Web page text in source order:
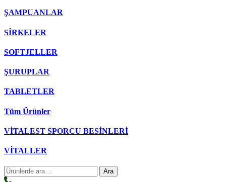
ŞAMPUANLAR
SİRKELER
SOFTJELLER
ŞURUPLAR
TABLETLER
Tüm Ürünler
VİTALEST SPORCU BESİNLERİ
VİTALLER
Ara: Ara